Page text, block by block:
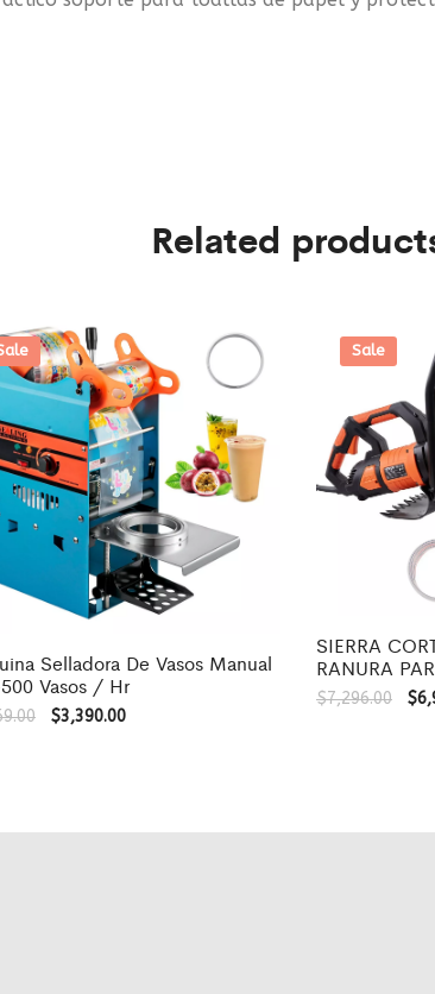
Related
Selladora De Vasos Manual
Vasos / Hr
$3,390.00
Sale
SIERRA
RANURA
$7,296.00 $